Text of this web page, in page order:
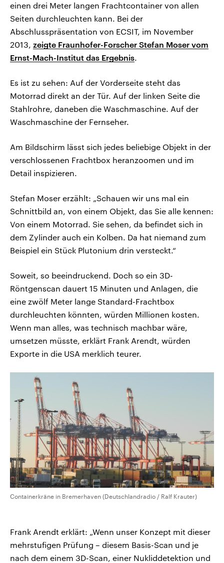
einen drei Meter langen Frachtcontainer von allen
Seiten durchleuchten kann. Bei der
Abschlusspräsentation von ECSIT, im November
2013, zeigte Fraunhofer-Forscher Stefan Moser vom
Ernst-Mach-Institut das Ergebnis.
Es ist zu sehen: Auf der Vorderseite steht das
Motorrad direkt an der Tür. Auf der linken Seite die
Stahlrohre, daneben die Waschmaschine. Auf der
Waschmaschine der Fernseher.
Am Bildschirm lässt sich jedes beliebige Objekt in der
verschlossenen Frachtbox heranzoomen und im
Detail inspizieren.
Stefan Moser erzählt: „Schauen wir uns mal ein
Schnittbild an, von einem Objekt, das Sie alle kennen:
Von einem Motorrad. Sie sehen, da befindet sich in
dem Zylinder auch ein Kolben. Da hat niemand zum
Beispiel ein Stück Plutonium drin versteckt.“
Soweit, so beeindruckend. Doch so ein 3D-
Röntgenscan dauert 15 Minuten und Anlagen, die
eine zwölf Meter lange Standard-Frachtbox
durchleuchten könnten, würden Millionen kosten.
Wenn man alles, was technisch machbar wäre,
umsetzen müsste, erklärt Frank Arendt, würden
Exporte in die USA merklich teurer.
Containerkräne in Bremerhaven (Deutschlandradio / Ralf Krauter)
Frank Arendt erklärt: „Wenn unser Konzept mit dieser
mehrstufigen Prüfung – diesem Basis-Scan und je
nach dem einem 3D-Scan, einer Nukliddetektion und